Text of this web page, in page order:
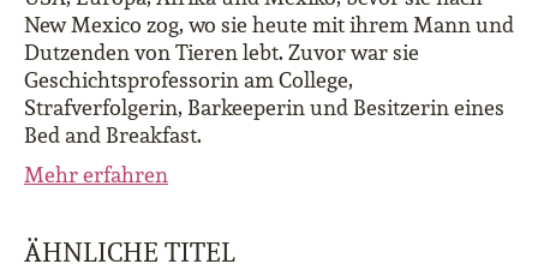
New Mexico zog, wo sie heute mit ihrem Mann und
Dutzenden von Tieren lebt. Zuvor war sie
Geschichtsprofessorin am College,
Strafverfolgerin, Barkeeperin und Besitzerin eines
Bed and Breakfast.
Mehr erfahren
ÄHNLICHE TITEL